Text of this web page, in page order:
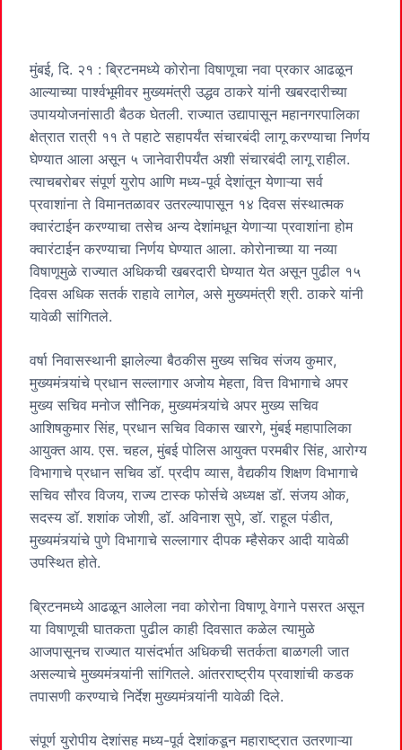
मुंबई, दि. २१ : ब्रिटनमध्ये कोरोना विषाणूचा नवा प्रकार आढळून
आल्याच्या पार्श्वभूमीवर मुख्यमंत्री उद्धव ठाकरे यांनी खबरदारीच्या
उपाययोजनांसाठी बैठक घेतली. राज्यात उद्यापासून महानगरपालिका
क्षेत्रात रात्री ११ ते पहाटे सहापर्यंत संचारबंदी लागू करण्याचा निर्णय
घेण्यात आला असून ५ जानेवारीपर्यंत अशी संचारबंदी लागू राहील.
त्याचबरोबर संपूर्ण युरोप आणि मध्य-पूर्व देशांतून येणाऱ्या सर्व
प्रवाशांना ते विमानतळावर उतरल्यापासून १४ दिवस संस्थात्मक
क्वारंटाईन करण्याचा तसेच अन्य देशांमधून येणाऱ्या प्रवाशांना होम
क्वारंटाईन करण्याचा निर्णय घेण्यात आला. कोरोनाच्या या नव्या
विषाणूमुळे राज्यात अधिकची खबरदारी घेण्यात येत असून पुढील १५
दिवस अधिक सतर्क राहावे लागेल, असे मुख्यमंत्री श्री. ठाकरे यांनी
यावेळी सांगितले.
वर्षा निवासस्थानी झालेल्या बैठकीस मुख्य सचिव संजय कुमार,
मुख्यमंत्र्यांचे प्रधान सल्लागार अजोय मेहता, वित्त विभागाचे अपर
मुख्य सचिव मनोज सौनिक, मुख्यमंत्र्यांचे अपर मुख्य सचिव
आशिषकुमार सिंह, प्रधान सचिव विकास खारगे, मुंबई महापालिका
आयुक्त आय. एस. चहल, मुंबई पोलिस आयुक्त परमबीर सिंह, आरोग्य
विभागाचे प्रधान सचिव डॉ. प्रदीप व्यास, वैद्यकीय शिक्षण विभागाचे
सचिव सौरव विजय, राज्य टास्क फोर्सचे अध्यक्ष डॉ. संजय ओक,
सदस्य डॉ. शशांक जोशी, डॉ. अविनाश सुपे, डॉ. राहूल पंडीत,
मुख्यमंत्र्यांचे पुणे विभागाचे सल्लागार दीपक म्हैसेकर आदी यावेळी
उपस्थित होते.
ब्रिटनमध्ये आढळून आलेला नवा कोरोना विषाणू वेगाने पसरत असून
या विषाणूची घातकता पुढील काही दिवसात कळेल त्यामुळे
आजपासूनच राज्यात यासंदर्भात अधिकची सतर्कता बाळगली जात
असल्याचे मुख्यमंत्र्यांनी सांगितले. आंतरराष्ट्रीय प्रवाशांची कडक
तपासणी करण्याचे निर्देश मुख्यमंत्र्यांनी यावेळी दिले.
संपूर्ण युरोपीय देशांसह मध्य-पूर्व देशांकडून महाराष्ट्रात उतरणाऱ्या